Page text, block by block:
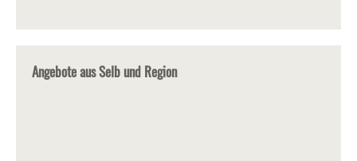
Angebote aus Selb und Region